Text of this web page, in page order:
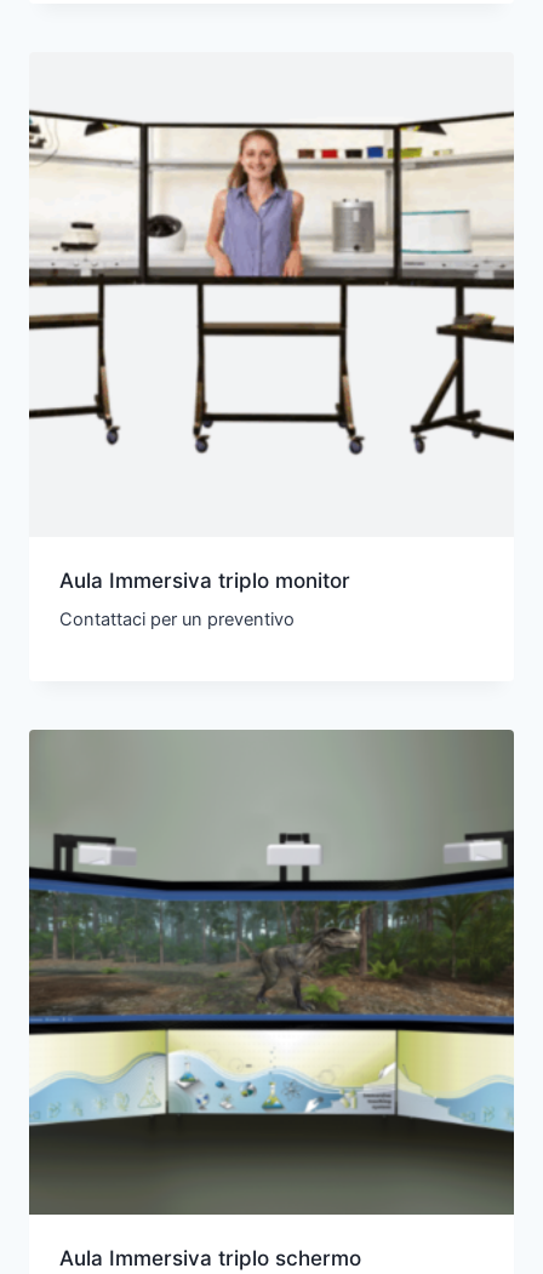
Aula Immersiva triplo monitor
Contattaci per un preventivo
Aula Immersiva triplo schermo